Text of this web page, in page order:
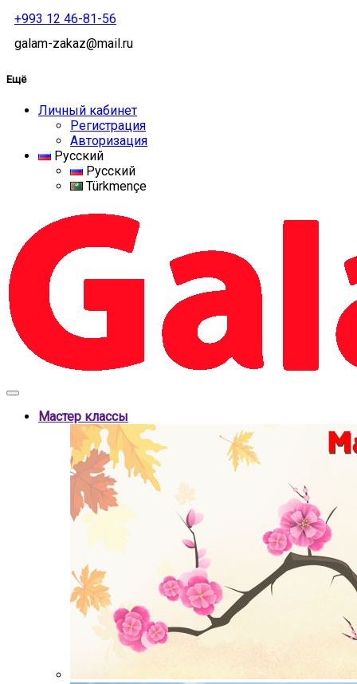
+993 12 46-81-56
galam-zakaz@mail.ru
Ещё
Личный кабинет
Регистрация
Авторизация
Русский
Русский
Türkmençe
Мастер классы